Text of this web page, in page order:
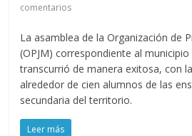
comentarios
La asamblea de la Organización de
(OPJM) correspondiente al
transcurrió de manera exitosa, con
alrededor de cien alumnos de las
secundaria del territorio.
Leer más